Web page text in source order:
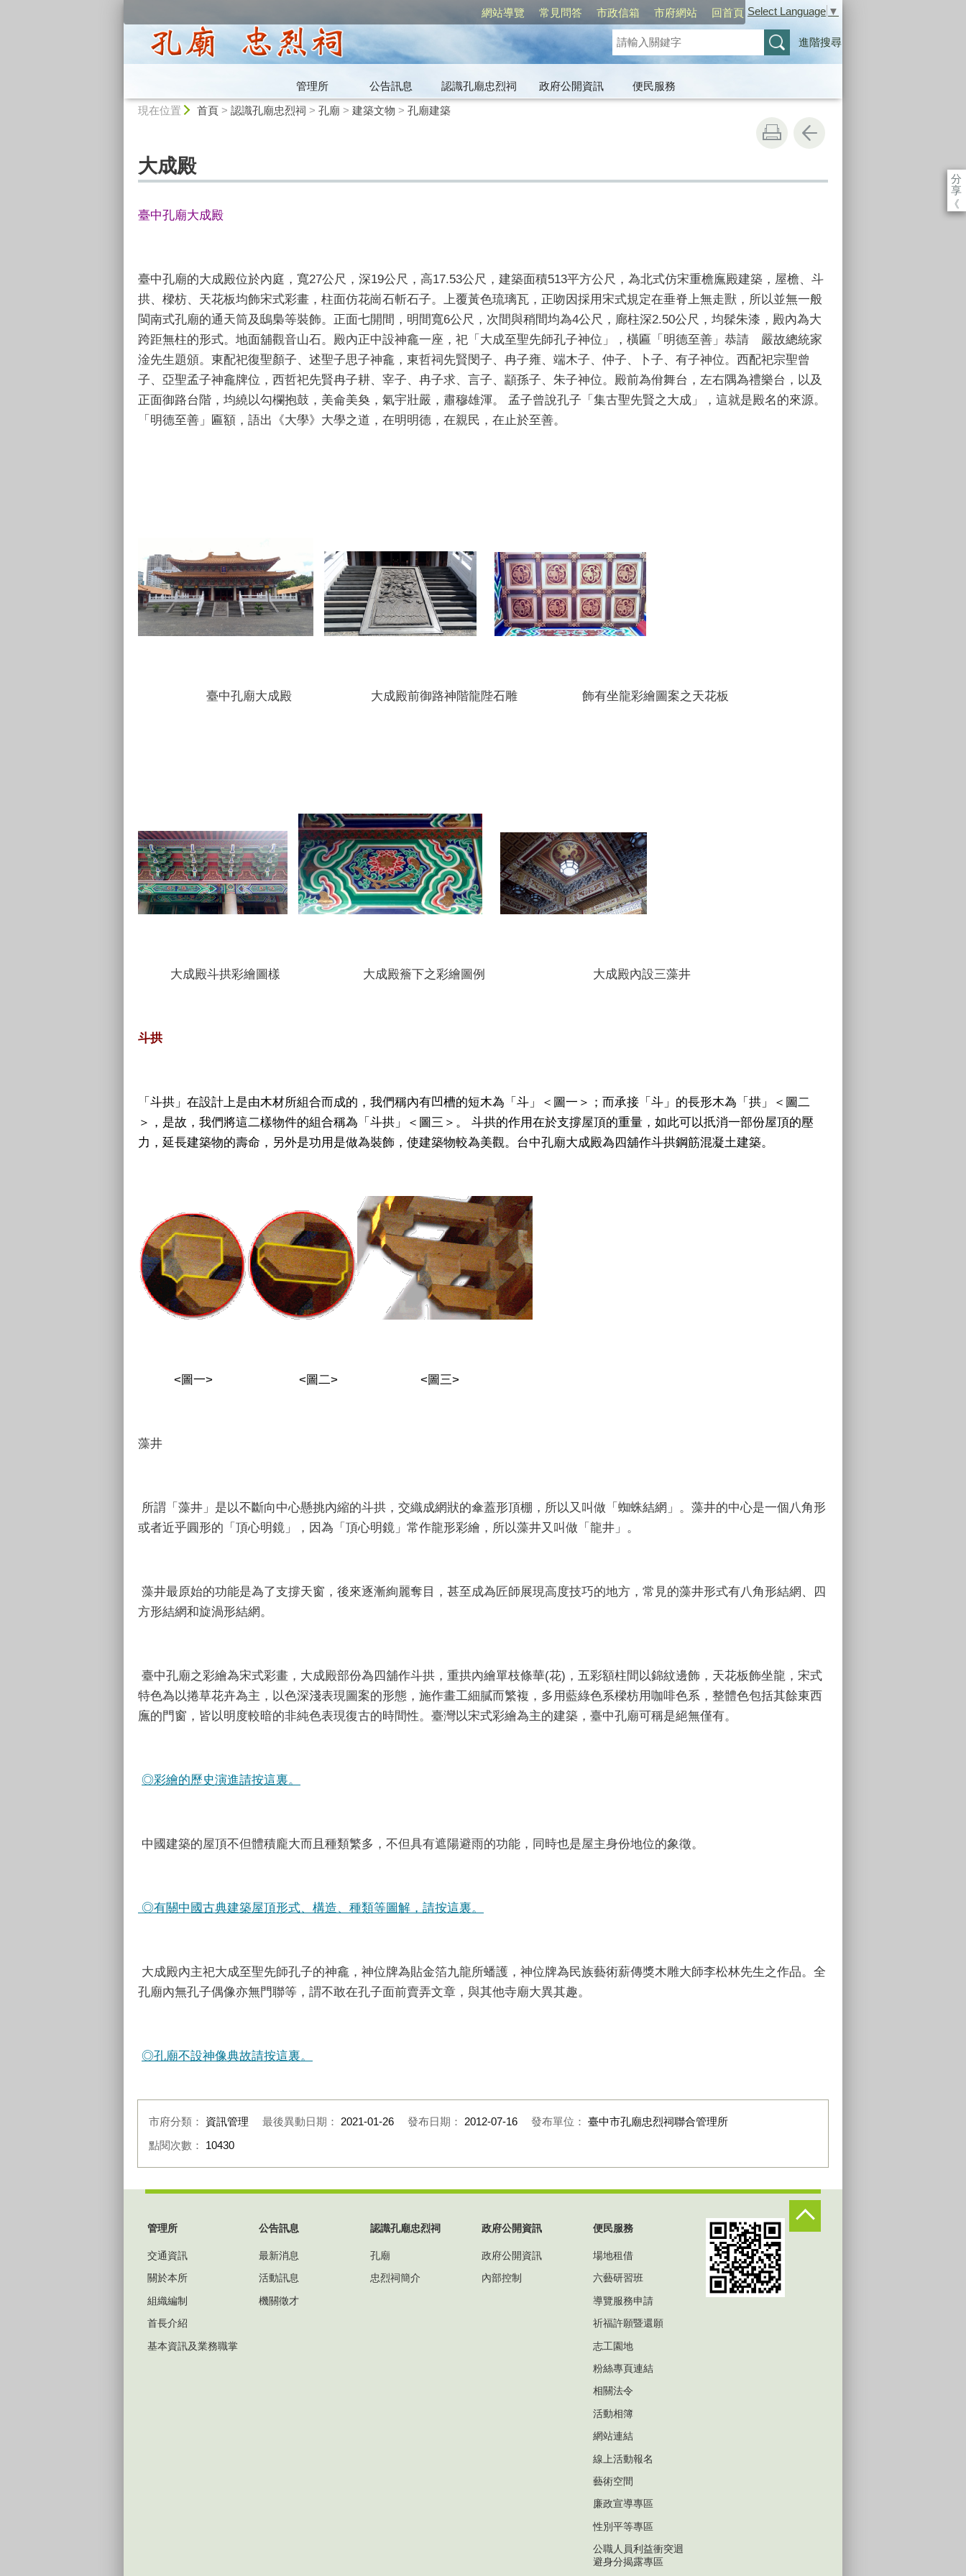
網站導覽 常見問答 市政信箱 市府網站 回首頁 Select Language ▼
進階搜尋
管理所 公告訊息 認識孔廟忠烈祠 政府公開資訊
便民服務
現在位置 首頁> 認識孔廟忠烈祠 > 孔廟 > 建築文物 > 孔廟建築
分
享
《
大成殿
臺中孔廟大成殿
臺中孔廟的大成殿位於內庭，寬27公尺，深19公尺，高17.53公尺，建築面積513平方公尺，為北式仿宋重檐廡殿建築，屋檐、斗
拱、樑枋、天花板均飾宋式彩畫，柱面仿花崗石斬石子。上覆黃色琉璃瓦，正吻因採用宋式規定在垂脊上無走獸，所以並無一般
閩南式孔廟的通天筒及鴟梟等裝飾。正面七開間，明間寬6公尺，次間與稍間均為4公尺，廊柱深2.50公尺，均髹朱漆，殿內為大
跨距無柱的形式。地面舖觀音山石。殿內正中設神龕一座，祀「大成至聖先師孔子神位」，橫匾「明德至善」恭請 嚴故總統家
淦先生題頒。東配祀復聖顏子、述聖子思子神龕，東哲祠先賢閔子、冉子雍、端木子、仲子、卜子、有子神位。西配祀宗聖曾
子、亞聖孟子神龕牌位，西哲祀先賢冉子耕、宰子、冉子求、言子、顓孫子、朱子神位。殿前為佾舞台，左右隅為禮樂台，以及
正面御路台階，均繞以勾欄抱鼓，美侖美奐，氣宇壯嚴，肅穆雄渾。 孟子曾說孔子「集古聖先賢之大成」，這就是殿名的來源。
「明德至善」匾額，語出《大學》大學之道，在明明德，在親民，在止於至善。
臺中孔廟大成殿 大成殿前御路神階龍陛石雕 飾有坐龍彩繪圖案之天花板
大成殿斗拱彩繪圖樣 大成殿簷下之彩繪圖例 大成殿內設三藻井
斗拱
「斗拱」在設計上是由木材所組合而成的，我們稱內有凹槽的短木為「斗」＜圖一＞；而承接「斗」的長形木為「拱」＜圖二
＞，是故，我們將這二樣物件的組合稱為「斗拱」＜圖三＞。 斗拱的作用在於支撐屋頂的重量，如此可以扺消一部份屋頂的壓
力，延長建築物的壽命，另外是功用是做為裝飾，使建築物較為美觀。台中孔廟大成殿為四舖作斗拱鋼筋混凝土建築。
<圖一> <圖二> <圖三>
藻井
所謂「藻井」是以不斷向中心懸挑內縮的斗拱，交織成網狀的傘蓋形頂棚，所以又叫做「蜘蛛結網」。藻井的中心是一個八角形
或者近乎圓形的「頂心明鏡」，因為「頂心明鏡」常作龍形彩繪，所以藻井又叫做「龍井」。
藻井最原始的功能是為了支撐天窗，後來逐漸絢麗奪目，甚至成為匠師展現高度技巧的地方，常見的藻井形式有八角形結網、四
方形結網和旋渦形結網。
臺中孔廟之彩繪為宋式彩畫，大成殿部份為四舖作斗拱，重拱內繪單枝條華(花)，五彩額柱間以錦紋邊飾，天花板飾坐龍，宋式
特色為以捲草花卉為主，以色深淺表現圖案的形態，施作畫工細膩而繁複，多用藍綠色系樑枋用咖啡色系，整體色包括其餘東西
廡的門窗，皆以明度較暗的非純色表現復古的時間性。臺灣以宋式彩繪為主的建築，臺中孔廟可稱是絕無僅有。
◎彩繪的歷史演進請按這裏。
中國建築的屋頂不但體積龐大而且種類繁多，不但具有遮陽避雨的功能，同時也是屋主身份地位的象徵。
◎有關中國古典建築屋頂形式、構造、種類等圖解，請按這裏。
大成殿內主祀大成至聖先師孔子的神龕，神位牌為貼金箔九龍所蟠護，神位牌為民族藝術薪傳獎木雕大師李松林先生之作品。全
孔廟內無孔子偶像亦無門聯等，謂不敢在孔子面前賣弄文章，與其他寺廟大異其趣。
◎孔廟不設神像典故請按這裏。
市府分類： 資訊管理 最後異動日期： 2021-01-26 發布日期： 2012-07-16 發布單位： 臺中市孔廟忠烈祠聯合管理所
點閱次數： 10430
管理所
交通資訊
關於本所
組織編制
首長介紹
基本資訊及業務職掌
公告訊息
最新消息
活動訊息
機關徵才
認識孔廟忠烈祠
孔廟
忠烈祠簡介
政府公開資訊
政府公開資訊
內部控制
便民服務
場地租借
六藝研習班
導覽服務申請
祈福許願暨還願
志工園地
粉絲專頁連結
相關法令
活動相簿
網站連結
線上活動報名
藝術空間
廉政宣導專區
性別平等專區
公職人員利益衝突迴
避身分揭露專區